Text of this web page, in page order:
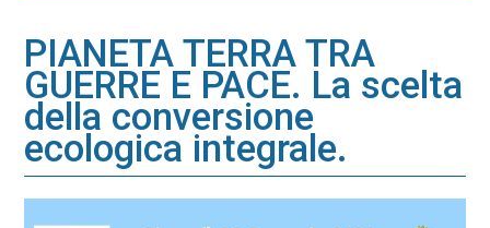
PIANETA TERRA TRA
GUERRE E PACE. La scelta
della conversione
ecologica integrale.